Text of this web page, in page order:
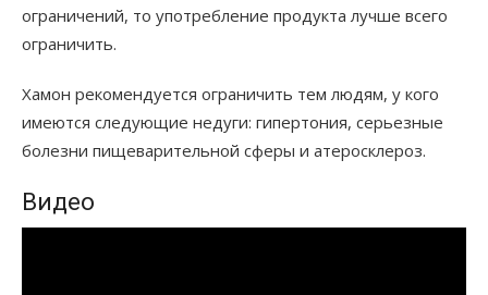
ограничений, то употребление продукта лучше всего
ограничить.
Хамон рекомендуется ограничить тем людям, у кого
имеются следующие недуги: гипертония, серьезные
болезни пищеварительной сферы и атеросклероз.
Видео